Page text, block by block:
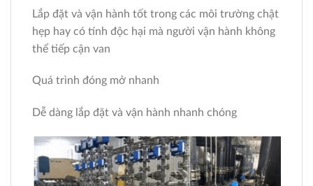
Lắp đặt và vận hành tốt trong các môi trường chật
hẹp hay có tính độc hại mà người vận hành không
thể tiếp cận van
Quá trình đóng mở nhanh
Dễ dàng lắp đặt và vận hành nhanh chóng